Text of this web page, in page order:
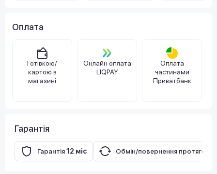
Оплата
Готівкою/
картою в
магазині
Онлайн оплата
LIQPAY
Оплата
частинами
Приватбанк
Гарантія
Гарантія12 міс Обмін/повернення протягом